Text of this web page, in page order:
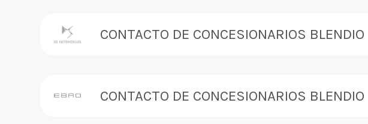
CONTACTO DE CONCESIONARIOS BLENDIO
CONTACTO DE CONCESIONARIOS BLENDIO